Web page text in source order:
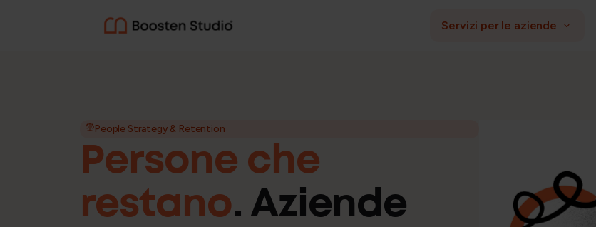
Servizi per le aziende
Diritto del lavoro
Gestione delle relazioni
Consulenza e organizzazione aziendale
People Strategy & Retention
Persone che
restano. Aziende